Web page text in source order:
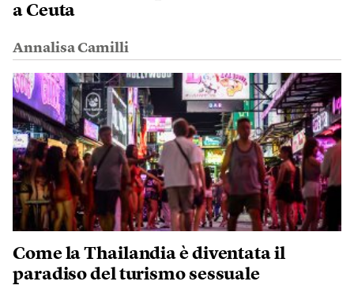
a Ceuta
Annalisa Camilli
Come la Thailandia è diventata il
paradiso del turismo sessuale